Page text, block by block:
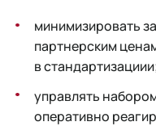
минимизировать
партнерским
в
управлять
оперативно